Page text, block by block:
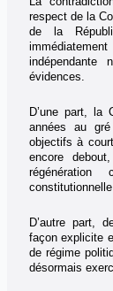
respect de la
de la
indépendante
évidences.
D’une part, la
années au
objectifs à
encore
D’autre part,
façon explicite
de régime
désormais